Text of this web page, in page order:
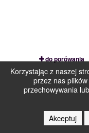
do porówania
1HOBKL-E-2F-
120370
Korzystając z naszej
przez nas
przechowywania
Akceptuj